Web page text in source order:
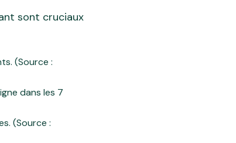
sont cruciaux
(Source :
dans les 7
(Source :